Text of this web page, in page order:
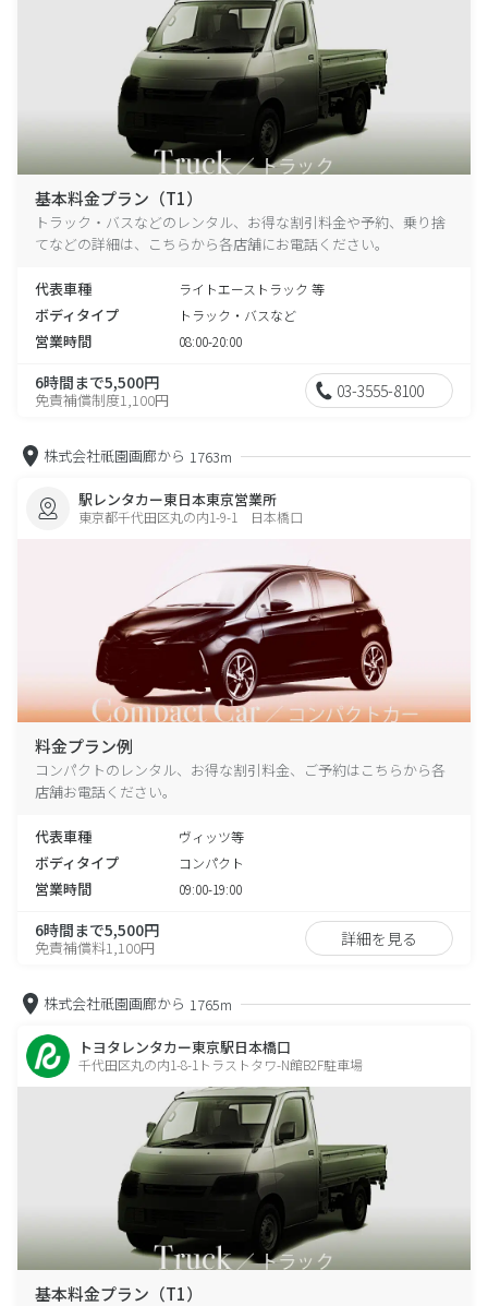
基本料金プラン（T1）
トラック・バスなどのレンタル、お得な割引料金や予約、乗り捨
てなどの詳細は、こちらから各店舗にお電話ください。
代表車種 ライトエーストラック 等
ボディタイプ トラック・バスなど
営業時間 08:00-20:00
6時間まで5,500円
免責補償制度1,100円 03-3555-8100
株式会社祇園画廊から 1763m
駅レンタカー東日本東京営業所
東京都千代田区丸の内1-9-1 日本橋口
料金プラン例
コンパクトのレンタル、お得な割引料金、ご予約はこちらから各
店舗お電話ください。
代表車種 ヴィッツ等
ボディタイプ コンパクト
営業時間 09:00-19:00
6時間まで5,500円
免責補償料1,100円 詳細を見る
株式会社祇園画廊から 1765m
トヨタレンタカー東京駅日本橋口
千代田区丸の内1-8-1トラストタワ-N館B2F駐車場
基本料金プラン（T1）